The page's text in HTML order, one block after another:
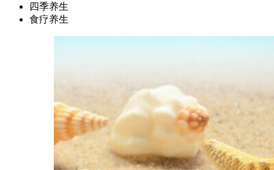
四季养生
食疗养生